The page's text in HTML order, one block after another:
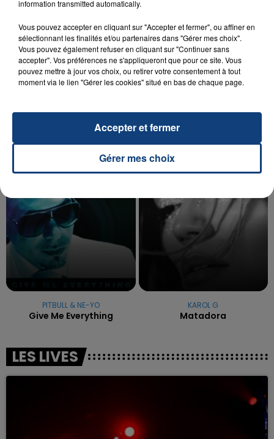
20 juillet 2026
UNE ADOLESCENTE DEVANT SE FAIRE
OPÉRER DE LA CHEVILLE RESSORT DE LA...
TITRES DIFFUSÉS
PITBULL & NE-YO
Give Me Everything
KAROL G
Matadora
LES LIVES
information transmitted automatically.
Vous pouvez accepter en cliquant sur "Accepter et fermer", ou affiner en
sélectionnant les finalités et/ou partenaires dans "Gérer mes choix".
Vous pouvez également refuser en cliquant sur "Continuer sans
accepter". Vos préférences ne s'appliqueront que pour ce site. Vous
pouvez mettre à jour vos choix, ou retirer votre consentement à tout
moment via le lien "Gérer les cookies" situé en bas de chaque page.
Gérer mes choix
Accepter et fermer